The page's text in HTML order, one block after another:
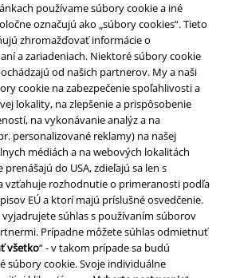
používame súbory cookie a iné
označujú ako „súbory cookies“. Tieto
zhromažďovať informácie o
a zariadeniach. Niektoré súbory cookie
od našich partnerov. My a naši
cookie na zabezpečenie spoľahlivosti a
lokality, na zlepšenie a prispôsobenie
na vykonávanie analýz a na
personalizované reklamy) na našej
médiách a na webových lokalitách
do USA, zdieľajú sa len s
vzťahuje rozhodnutie o primeranosti podľa
EÚ a ktorí majú príslušné osvedčenie.
vyjadrujete súhlas s používaním súborov
Prípadne môžete súhlas odmietnuť
všetko“ - v takom prípade sa budú
súbory cookie. Svoje individuálne
životného prostredia